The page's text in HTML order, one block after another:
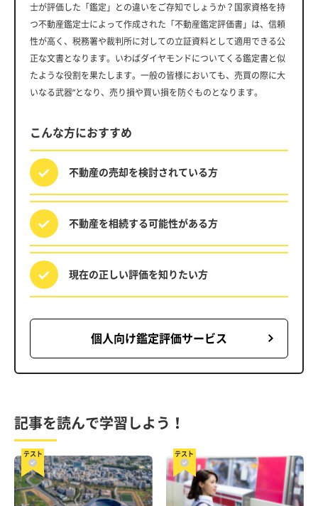
士が評価した「鑑定」との違いをご存知でしょうか？国家資格を持
つ不動産鑑定士によって作成された「不動産鑑定評価書」は、信頼
性が高く、税務署や裁判所に対しての立証資料として適用できる公
正な文書となります。いわばダイヤモンドについてくる鑑定書と似
たような役割を果たします。一般の皆様においても、売買の際に大
いなる武器”となり、売り損や買い損を防ぐものとなります。
こんな方におすすめ
不動産の売却を検討されている方
不動産を相続する可能性がある方
現在の正しい評価を知りたい方
個人向け鑑定評価サービス
記事を読んで学習しよう！
テスト テスト